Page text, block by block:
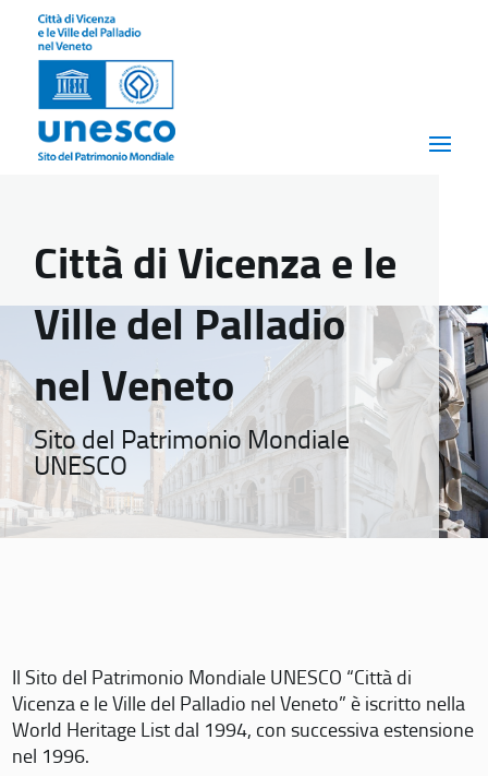
Città di Vicenza e le
Ville del Palladio
nel Veneto
Sito del Patrimonio Mondiale
UNESCO
Il Sito del Patrimonio Mondiale UNESCO “Città di
Vicenza e le Ville del Palladio nel Veneto” è iscritto nella
World Heritage List dal 1994, con successiva estensione
nel 1996.